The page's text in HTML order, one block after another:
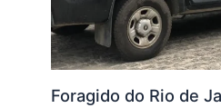
Foragido do Rio de